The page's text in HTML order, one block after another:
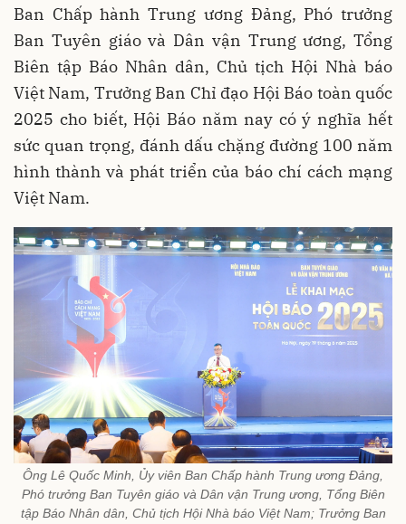
Ban Chấp hành Trung ương Đảng, Phó trưởng
Ban Tuyên giáo và Dân vận Trung ương, Tổng
Biên tập Báo Nhân dân, Chủ tịch Hội Nhà báo
Việt Nam, Trưởng Ban Chỉ đạo Hội Báo toàn quốc
2025 cho biết, Hội Báo năm nay có ý nghĩa hết
sức quan trọng, đánh dấu chặng đường 100 năm
hình thành và phát triển của báo chí cách mạng
Việt Nam.
Ông Lê Quốc Minh, Ủy viên Ban Chấp hành Trung ương Đảng,
Phó trưởng Ban Tuyên giáo và Dân vận Trung ương, Tổng Biên
tập Báo Nhân dân, Chủ tịch Hội Nhà báo Việt Nam; Trưởng Ban